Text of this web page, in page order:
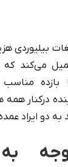
بیلیوردی
می‌کند که
مناسب
درکنار
به دو ایراد